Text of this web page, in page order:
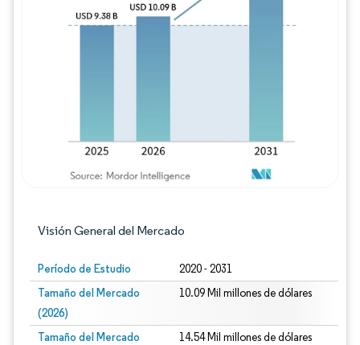
Visión General del Mercado
Período de Estudio 2020 - 2031
Tamaño del Mercado
(2026)
10.09 Mil millones de dólares
Tamaño del Mercado
14.54 Mil millones de dólares